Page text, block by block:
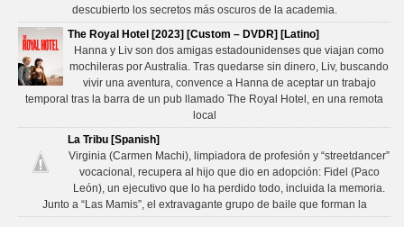
descubierto los secretos más oscuros de la academia.
The Royal Hotel [2023] [Custom – DVDR] [Latino]
Hanna y Liv son dos amigas estadounidenses que viajan como
mochileras por Australia. Tras quedarse sin dinero, Liv, buscando
vivir una aventura, convence a Hanna de aceptar un trabajo
temporal tras la barra de un pub llamado The Royal Hotel, en una remota
local
La Tribu [Spanish]
Virginia (Carmen Machi), limpiadora de profesión y “streetdancer”
vocacional, recupera al hijo que dio en adopción: Fidel (Paco
León), un ejecutivo que lo ha perdido todo, incluida la memoria.
Junto a “Las Mamis”, el extravagante grupo de baile que forman la